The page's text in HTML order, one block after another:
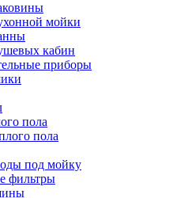
мойки
кабин
приборы
пола
пола
под мойку
фильтры